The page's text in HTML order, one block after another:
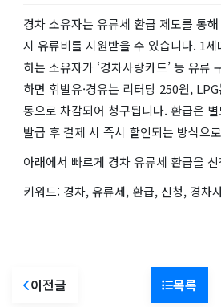
경차 소유자는 유류세 환급 제도를 통
지 유류비를 지원받을 수 있습니다. 1
하는 소유자가 ‘경차사랑카드’ 등 유류
하면 휘발유·경유는 리터당 250원,
동으로 차감되어 청구됩니다. 환급은
발급 후 결제 시 즉시 할인되는 방식으
아래에서 빠르게 경차 유류세 환급을
키워드: 경차, 유류세, 환급, 신청, 경차
이전글 목록